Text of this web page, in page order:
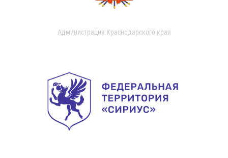
Администрация Краснодарского края